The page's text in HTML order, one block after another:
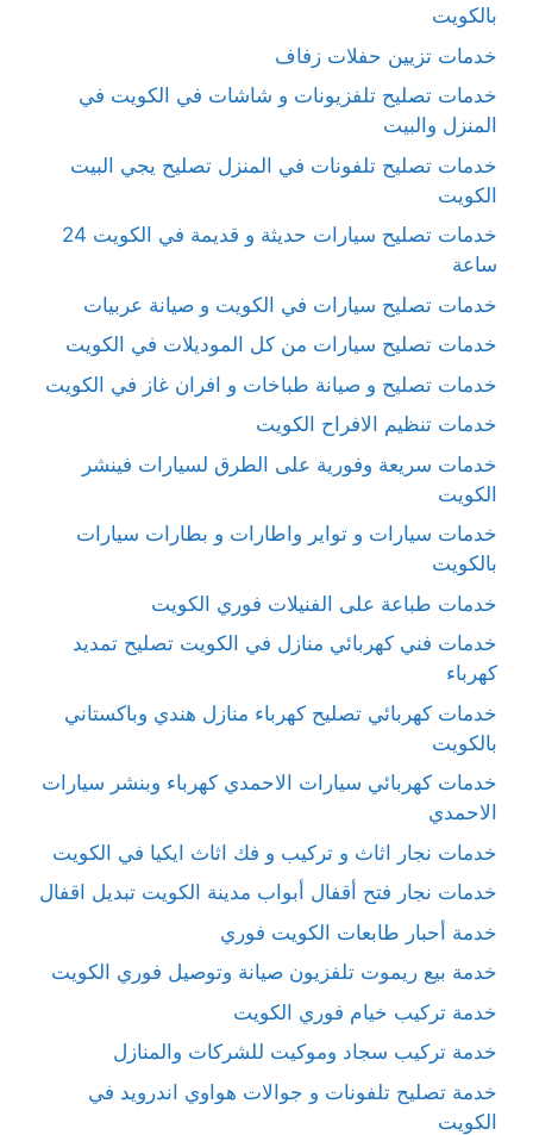
بالكويت
خدمات تزيين حفلات زفاف
خدمات تصليح تلفزيونات و شاشات في الكويت في
المنزل والبيت
خدمات تصليح تلفونات في المنزل تصليح يجي البيت
الكويت
خدمات تصليح سيارات حديثة و قديمة في الكويت 24
ساعة
خدمات تصليح سيارات في الكويت و صيانة عربيات
خدمات تصليح سيارات من كل الموديلات في الكويت
خدمات تصليح و صيانة طباخات و افران غاز في الكويت
خدمات تنظيم الافراح الكويت
خدمات سريعة وفورية على الطرق لسيارات فينشر
الكويت
خدمات سيارات و تواير واطارات و بطارات سيارات
بالكويت
خدمات طباعة على الفنيلات فوري الكويت
خدمات فني كهربائي منازل في الكويت تصليح تمديد
كهرباء
خدمات كهربائي تصليح كهرباء منازل هندي وباكستاني
بالكويت
خدمات كهربائي سيارات الاحمدي كهرباء وبنشر سيارات
الاحمدي
خدمات نجار اثاث و تركيب و فك اثاث ايكيا في الكويت
خدمات نجار فتح أقفال أبواب مدينة الكويت تبديل اقفال
خدمة أحبار طابعات الكويت فوري
خدمة بيع ريموت تلفزيون صيانة وتوصيل فوري الكويت
خدمة تركيب خيام فوري الكويت
خدمة تركيب سجاد وموكيت للشركات والمنازل
خدمة تصليح تلفونات و جوالات هواوي اندرويد في
الكويت